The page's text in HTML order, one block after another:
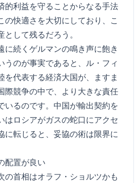
的利益を守ることからなる手法
の快適さを大切にしており、こ
して残るだろう。
に続くゲルマンの鳴き声に飽き
うのが事実であると、ル・フィ
を代表する経済大国が、ますま
際競争の中で、より大きな責任
いるのです。中国が輸出契約を
はロシアがガスの蛇口にアクセ
に転じると、妥協の術は限界に
配置が良い
の首相はオラフ・ショルツかも